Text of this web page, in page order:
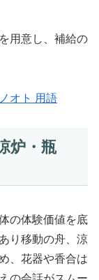
用意し、補給の
オト 用語
炉・瓶
の体験価値を底
り移動の舟、涼
、花器や香合は